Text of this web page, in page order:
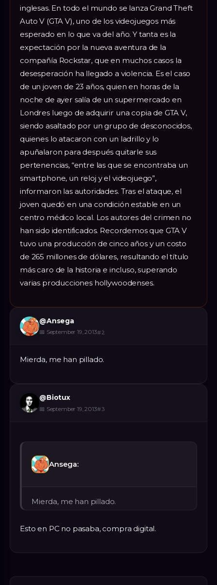
inglesas. En todo el mundo se lanza Grand Theft
Auto V (GTA V), uno de los videojuegos más
esperado en lo que va del año. Y tanta es la
expectación por la nueva aventura de la
compañía Rockstar, que en muchos casos la
desesperación ha llegado a violencia. Es el caso
de un joven de 23 años, quien en horas de la
noche de ayer salía de un supermercado en
Londres luego de adquirir una copia de GTA V,
siendo asaltado por un grupo de desconocidos,
quienes lo atacaron con un ladrillo y lo
apuñalaron para después quitarle sus
pertenencias, “entre las que se encontraba un
smartphone, un reloj y el videojuego”,
informaron las autoridades. Tras el ataque, el
joven quedó en una condición estable en un
centro médico local. Los autores del crimen no
han sido identificados. Recordemos que GTA V
tuvo una producción de cinco años y un costo
de 265 millones de dólares, resultando el título
más caro de la historia e incluso, superando
varias producciones hollywoodenses.
@Ansega
📅 September 19, 2013#2
Mierda, me han pillado.
@Biotux
📅 September 19, 2013#3
Ansega:
Mierda, me han pillado.
Esto en PC no pasaba, compra digital.